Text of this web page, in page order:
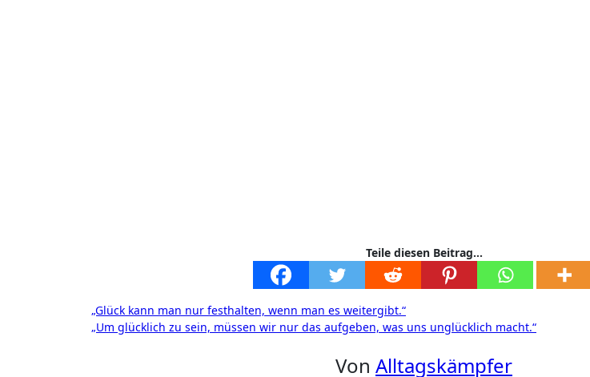
Teile diesen Beitrag...
Beitragsnavigation
„Glück kann man nur festhalten, wenn man es weitergibt.“
„Um glücklich zu sein, müssen wir nur das aufgeben, was uns unglücklich macht.“
Von Alltagskämpfer